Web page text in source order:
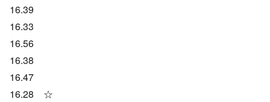
16.39
16.33
16.56
16.38
16.47
16.28 ☆